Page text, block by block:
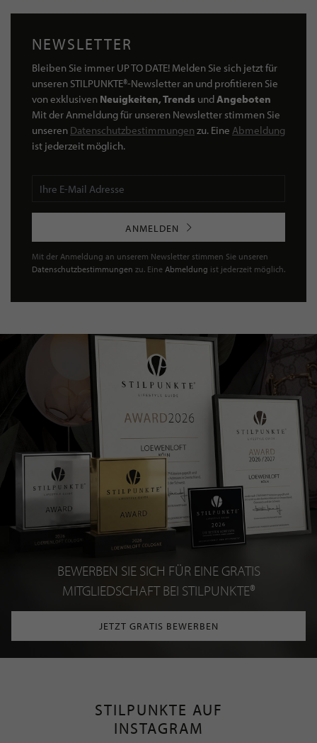
NEWSLETTER
Bleiben Sie immer UP TO DATE! Melden Sie sich jetzt für
unseren STILPUNKTE®-Newsletter an und profitieren Sie
von exklusiven Neuigkeiten, Trends undAngeboten
Mit der Anmeldung für unseren Newsletter stimmen Sie
unseren Datenschutzbestimmungen zu. Eine Abmeldung
ist jederzeit möglich.
ANMELDEN
Mit der Anmeldung an unserem Newsletter stimmen Sie unseren
Datenschutzbestimmungen zu. Eine Abmeldung ist jederzeit möglich.
BEWERBEN SIE SICH FÜR EINE GRATIS
MITGLIEDSCHAFT BEI STILPUNKTE®
JETZT GRATIS BEWERBEN
STILPUNKTE AUF
INSTAGRAM